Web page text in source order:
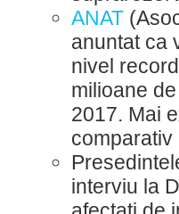
ANAT
anuntat ca
nivel
milioane
2017. Mai
comparativ
interviu la